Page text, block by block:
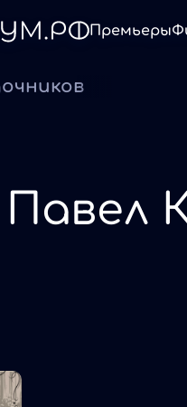
Премьеры
Павел